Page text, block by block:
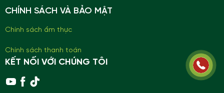
CHÍNH SÁCH VÀ BẢO MẬT
Chính sách ẩm thực
Chính sách thanh toán
KẾT NỐI VỚI CHÚNG TÔI